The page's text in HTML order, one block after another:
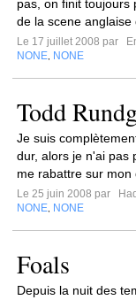
pas, on finit toujours
de la scene anglaise
Le 17 juillet 2008 par
NONE NONE
Todd
Je suis
dur, alors je n'ai pas
me rabattre sur mon
Le 25 juin 2008 par
NONE NONE
Foals
Depuis la nuit des